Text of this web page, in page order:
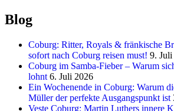
Blog
Coburg: Ritter, Royals & fränkische
sofort nach Coburg reisen must! 9.
Coburg im Samba-Fieber – Warum
lohnt 6. Juli 2026
Ein Wochenende in Coburg: Warum
Müller der perfekte Ausgangspunkt ist
Veste Coburg: Martin Luthers innere